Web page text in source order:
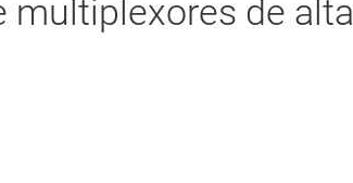
multiplexores de alta